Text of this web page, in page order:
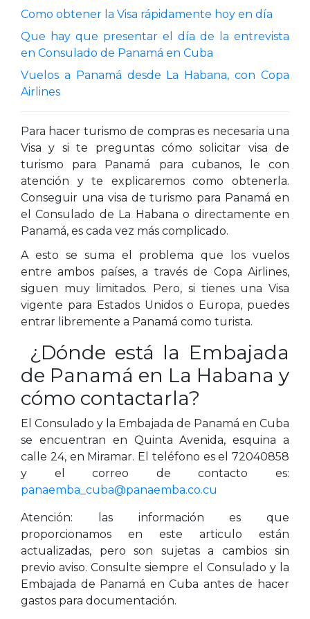
Como obtener la Visa rápidamente hoy en día
Que hay que presentar el día de la entrevista
en Consulado de Panamá en Cuba
Vuelos a Panamá desde La Habana, con Copa
Airlines
Para hacer turismo de compras es necesaria una
Visa y si te preguntas cómo solicitar visa de
turismo para Panamá para cubanos, le con
atención y te explicaremos como obtenerla.
Conseguir una visa de turismo para Panamá en
el Consulado de La Habana o directamente en
Panamá, es cada vez más complicado.
A esto se suma el problema que los vuelos
entre ambos países, a través de Copa Airlines,
siguen muy limitados. Pero, si tienes una Visa
vigente para Estados Unidos o Europa, puedes
entrar libremente a Panamá como turista.
¿Dónde está la Embajada
de Panamá en La Habana y
cómo contactarla?
El Consulado y la Embajada de Panamá en Cuba
se encuentran en Quinta Avenida, esquina a
calle 24, en Miramar. El teléfono es el 72040858
y el correo de contacto es:
panaemba_cuba@panaemba.co.cu
Atención: las información es que
proporcionamos en este articulo están
actualizadas, pero son sujetas a cambios sin
previo aviso. Consulte siempre el Consulado y la
Embajada de Panamá en Cuba antes de hacer
gastos para documentación.